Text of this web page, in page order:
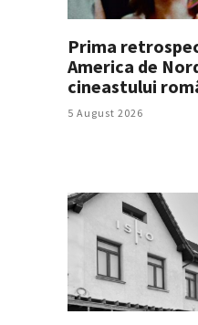
Prima
America de
cineastului
5 August 2026